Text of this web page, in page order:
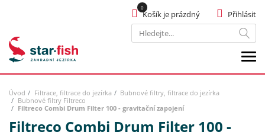
Hledat
Přihlásit
Košík je prázdný
Úvod Filtrace, filtrace do jezírka
Bubnové filtry, filtrace do jezírka
Bubnové filtry Filtreco
Filtreco Combi Drum Filter 100 - gravitační zapojení
Filtreco Combi Drum Filter 100 -